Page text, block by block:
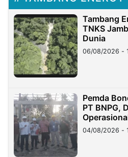
Tambang
TNKS
Dunia
06/08/2026 -
Pemda
PT BNPG,
04/08/2026 -